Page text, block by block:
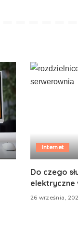
Internet
Do czego
elektryczne
26 września,